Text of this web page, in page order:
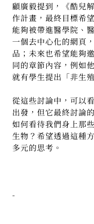
顧廣毅提到，《酷兒
作計畫，最終目標希
能夠被帶進醫學院、
一個去中心化的網頁
品；未來也希望能夠
同的章節內容，例如
就有學生提出「非生
從這些討論中，可以
出發，但它最終討論
如何看待我們身上那
生物？希望透過這種
多元的思考。
-